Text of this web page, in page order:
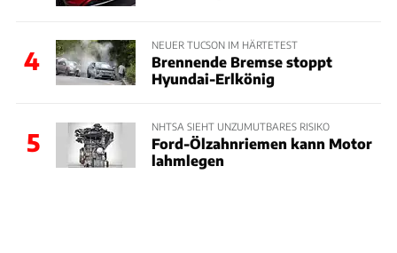
4
NEUER TUCSON IM HÄRTETEST
Brennende Bremse stoppt
Hyundai-Erlkönig
5
NHTSA SIEHT UNZUMUTBARES RISIKO
Ford-Ölzahnriemen kann Motor
lahmlegen